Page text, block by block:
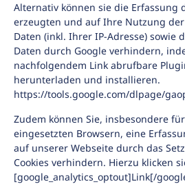
Alternativ können sie die Erfassung
erzeugten und auf Ihre Nutzung
Daten (inkl. Ihrer IP-Adresse) sowie
Daten durch Google verhindern,
nachfolgendem Link abrufbare
herunterladen und installieren.
https://tools.google.com/dlpage/
Zudem können Sie, insbesondere
eingesetzten Browsern, eine
auf unserer Webseite durch das
Cookies verhindern. Hierzu klicken
[google_analytics_optout]Link[/